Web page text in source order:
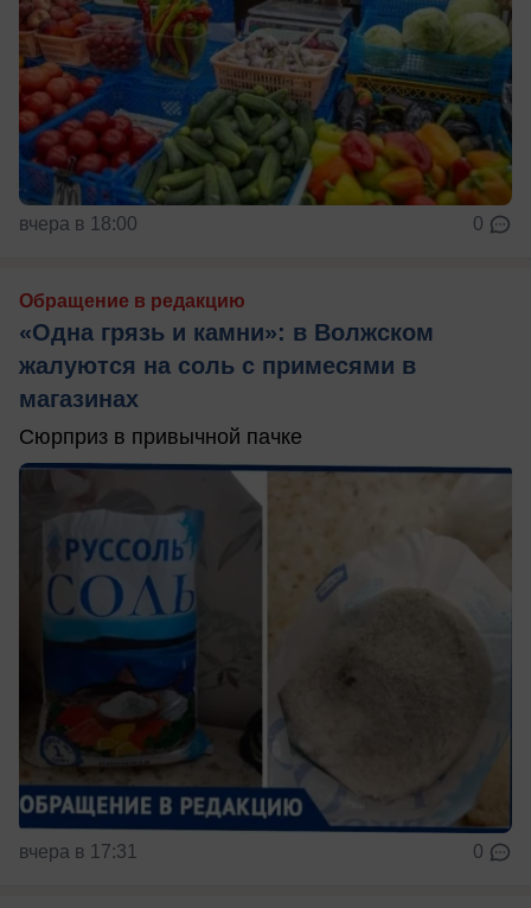
вчера в 18:00 0
Обращение в редакцию
«Одна грязь и камни»: в Волжском
жалуются на соль с примесями в
магазинах
Сюрприз в привычной пачке
вчера в 17:31 0